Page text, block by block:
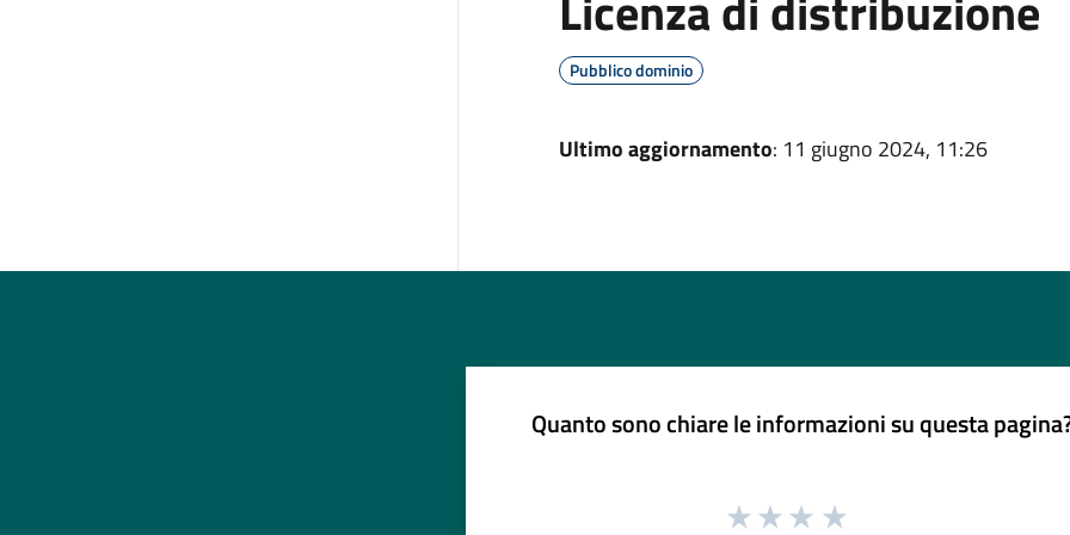
Pubblico dominio
Ultimo aggiornamento: 11 giugno 2024, 11:26
Quanto sono chiare le informazioni su questa